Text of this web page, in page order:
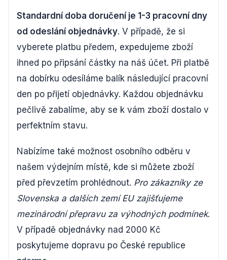
Standardní doba doručení je 1-3 pracovní dny
od odeslání objednávky. V případě, že si
vyberete platbu předem, expedujeme zboží
ihned po připsání částky na náš účet. Při platbě
na dobírku odesíláme balík následující pracovní
den po přijetí objednávky. Každou objednávku
pečlivě zabalíme, aby se k vám zboží dostalo v
perfektním stavu.
Nabízíme také možnost osobního odběru v
našem výdejním místě, kde si můžete zboží
před převzetím prohlédnout. Pro zákazníky ze
Slovenska a dalších zemí EU zajišťujeme
mezinárodní přepravu za výhodných podmínek.
V případě objednávky nad 2000 Kč
poskytujeme dopravu po České republice